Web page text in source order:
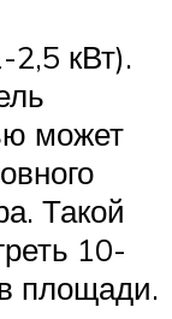
кВт).
может
Такой
10-
площади.